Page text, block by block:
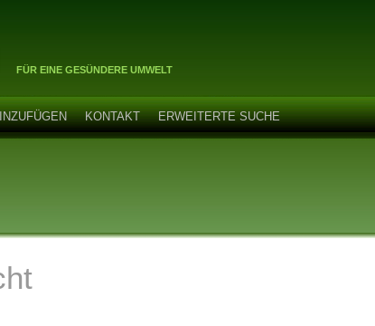
FÜR EINE GESÜNDERE UMWELT
KONTAKT ERWEITERTE SUCHE